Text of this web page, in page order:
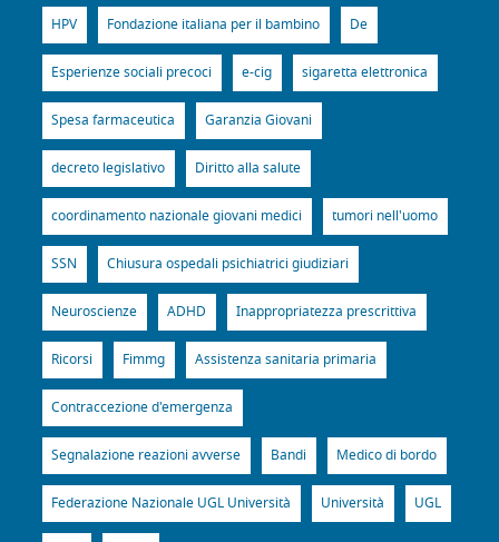
HPV Fondazione italiana per il bambino De
Esperienze sociali precoci e-cig sigaretta elettronica
Spesa farmaceutica Garanzia Giovani
decreto legislativo Diritto alla salute
coordinamento nazionale giovani medici tumori nell'uomo
SSN Chiusura ospedali psichiatrici giudiziari
Neuroscienze ADHD Inappropriatezza prescrittiva
Ricorsi Fimmg Assistenza sanitaria primaria
Contraccezione d'emergenza
Segnalazione reazioni avverse Bandi Medico di bordo
Federazione Nazionale UGL Università Università UGL